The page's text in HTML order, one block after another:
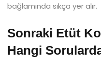
bağlamında sıkça yer alır.
Sonraki Etüt
Hangi